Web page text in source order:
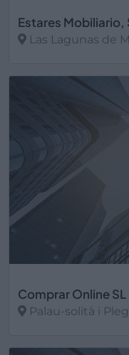
Estares Mobiliario,
Las Lagunas de
Comprar Online SL
Palau-solità i